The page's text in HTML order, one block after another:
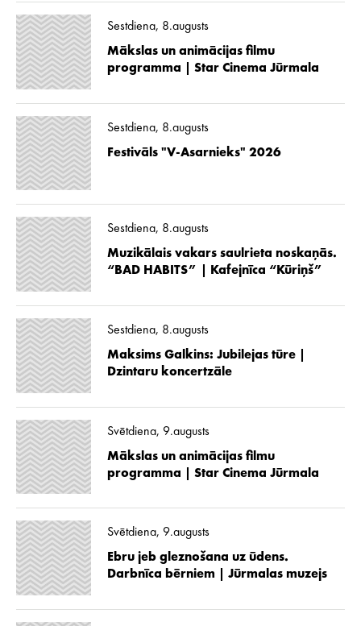
Sestdiena, 8.augusts
Mākslas un animācijas filmu
programma | Star Cinema Jūrmala
Sestdiena, 8.augusts
Festivāls "V-Asarnieks" 2026
Sestdiena, 8.augusts
Muzikālais vakars saulrieta noskaņās.
“BAD HABITS” | Kafejnīca “Kūriņš”
Sestdiena, 8.augusts
Maksims Galkins: Jubilejas tūre |
Dzintaru koncertzāle
Svētdiena, 9.augusts
Mākslas un animācijas filmu
programma | Star Cinema Jūrmala
Svētdiena, 9.augusts
Ebru jeb gleznošana uz ūdens.
Darbnīca bērniem | Jūrmalas muzejs